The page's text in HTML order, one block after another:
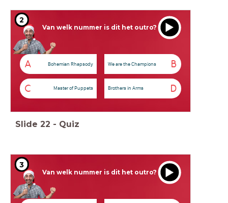
2
Van welk nummer is dit het outro?
A Bohemian Rhapsody B
We are the Champions
C Master of Puppets D
Brothers in Arms
Slide 22 - Quiz
3
Van welk nummer is dit het outro?